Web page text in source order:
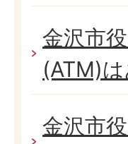
金沢市
(ATM)
金沢市